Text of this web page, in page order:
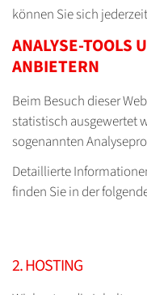
können Sie sich
ANALYSE-TOOLS
ANBIETERN
Beim Besuch dieser
statistisch ausgewertet
sogenannten
Detaillierte
finden Sie in der
2. HOSTING